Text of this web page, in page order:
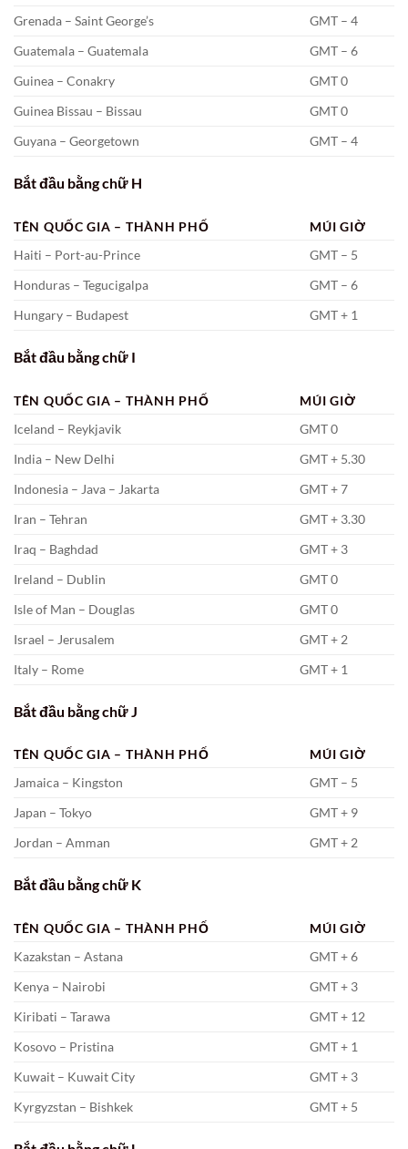
Grenada – Saint George’s
GMT – 4
Guatemala – Guatemala
GMT – 6
Guinea – Conakry
GMT 0
Guinea Bissau – Bissau
GMT 0
Guyana – Georgetown
GMT – 4
Bắt đầu bằng chữ H
TÊN QUỐC GIA – THÀNH PHỐ
MÚI GIỜ
Haiti – Port-au-Prince
GMT – 5
Honduras – Tegucigalpa
GMT – 6
Hungary – Budapest
GMT + 1
Bắt đầu bằng chữ I
TÊN QUỐC GIA – THÀNH PHỐ
MÚI GIỜ
Iceland – Reykjavik
GMT 0
India – New Delhi
GMT + 5.30
Indonesia – Java – Jakarta
GMT + 7
Iran – Tehran
GMT + 3.30
Iraq – Baghdad
GMT + 3
Ireland – Dublin
GMT 0
Isle of Man – Douglas
GMT 0
Israel – Jerusalem
GMT + 2
Italy – Rome
GMT + 1
Bắt đầu bằng chữ J
TÊN QUỐC GIA – THÀNH PHỐ
MÚI GIỜ
Jamaica – Kingston
GMT – 5
Japan – Tokyo
GMT + 9
Jordan – Amman
GMT + 2
Bắt đầu bằng chữ K
TÊN QUỐC GIA – THÀNH PHỐ
MÚI GIỜ
Kazakstan – Astana
GMT + 6
Kenya – Nairobi
GMT + 3
Kiribati – Tarawa
GMT + 12
Kosovo – Pristina
GMT + 1
Kuwait – Kuwait City
GMT + 3
Kyrgyzstan – Bishkek
GMT + 5